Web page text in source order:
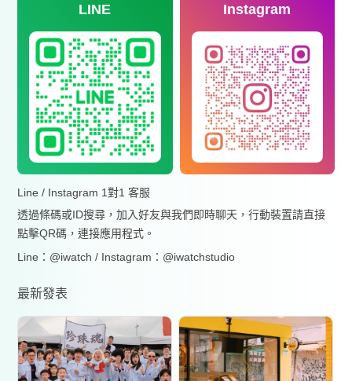
LINE Instagram
Line / Instagram 1對1 客服
透過條碼或ID搜尋，加入好友與我們即時聊天，行動裝置請直接
點擊QR碼，連接應用程式。
Line：@iwatch / Instagram：@iwatchstudio
最新發表